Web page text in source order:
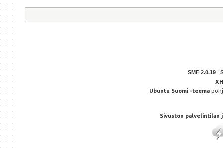
SMF 2.0.19 |
Ubuntu Suomi -teema
Sivuston palvelintilan